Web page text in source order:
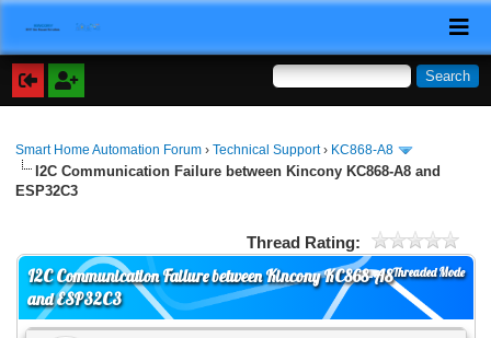
Smart Home Automation Forum ›Technical Support› KC868-A8
I2C Communication Failure between Kincony KC868-A8 and
ESP32C3
Thread Rating:
Threaded Mode
I2C Communication Failure between Kincony KC868-A8
and ESP32C3